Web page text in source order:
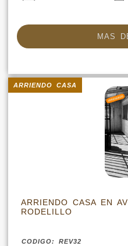
MAS
ARRIENDO CASA EN
RODELILLO
CODIGO: REV32
ARRIENDO CASA